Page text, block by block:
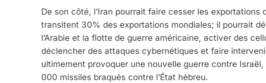
De son côté, l’Iran pourrait faire cesser les exportations
transitent 30% des exportations mondiales; il pourrait
l’Arabie et la flotte de guerre américaine, activer des
déclencher des attaques cybernétiques et faire
ultimement provoquer une nouvelle guerre contre
000 missiles braqués contre l’État hébreu.